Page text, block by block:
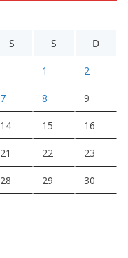
S S D
1 2
7 8 9
14 15 16
21 22 23
28 29 30